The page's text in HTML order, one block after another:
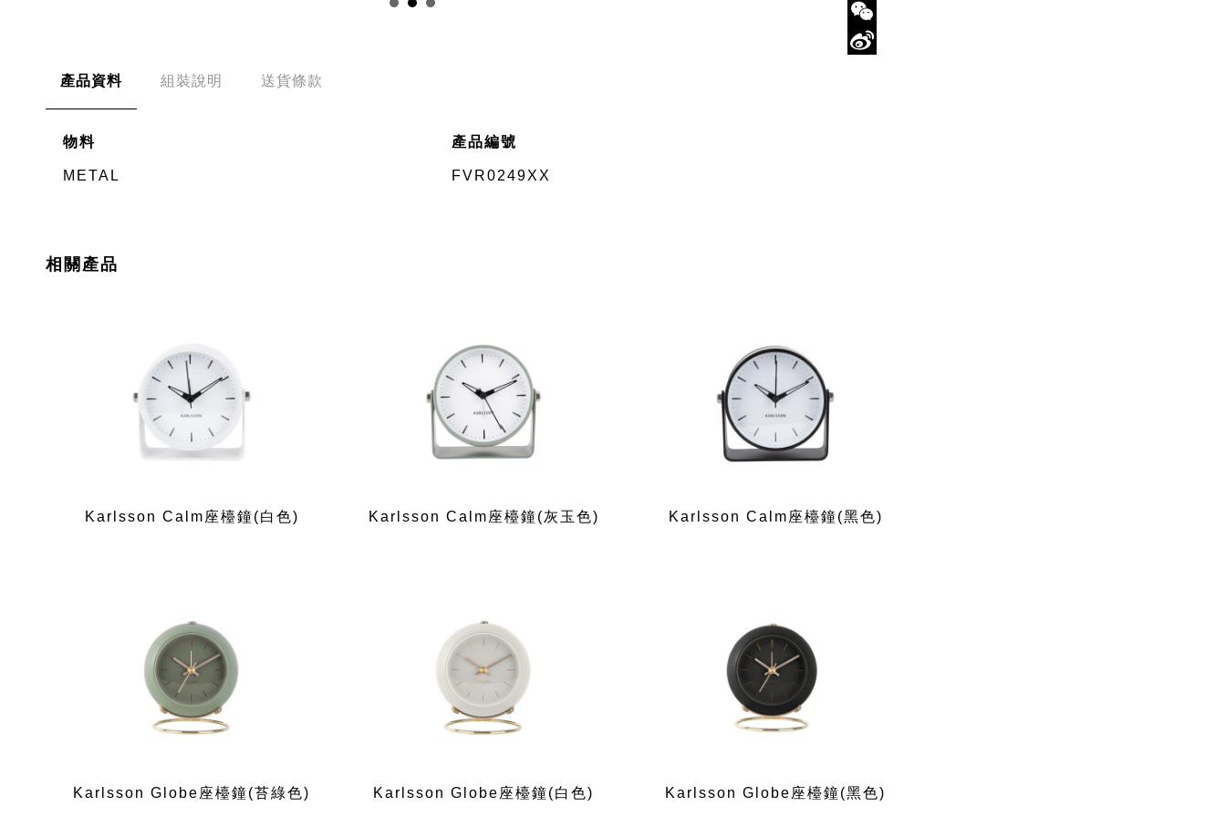
Twitter
WeChat
產品資料 組裝說明 送貨條款
物料
METAL
產品編號
FVR0249XX
相關產品
Karlsson Calm座檯鐘(白色) Karlsson Calm座檯鐘(灰玉色) Karlsson Calm座檯鐘(黑色)
Karlsson Globe座檯鐘(苔綠色) Karlsson Globe座檯鐘(白色) Karlsson Globe座檯鐘(黑色)